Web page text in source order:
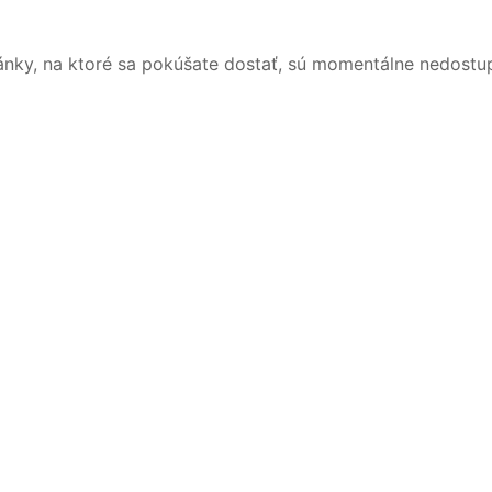
na ktoré sa pokúšate dostať, sú momentálne